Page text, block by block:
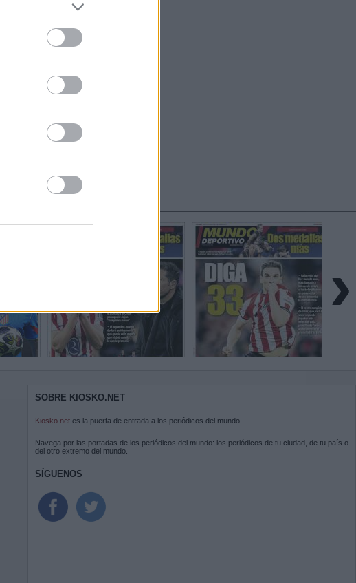
›
SOBRE KIOSKO.NET
Kiosko.net es la puerta de entrada a los periódicos del mundo.
Navega por las portadas de los periódicos del mundo: los periódicos de tu ciudad, de tu país o
del otro extremo del mundo.
SÍGUENOS